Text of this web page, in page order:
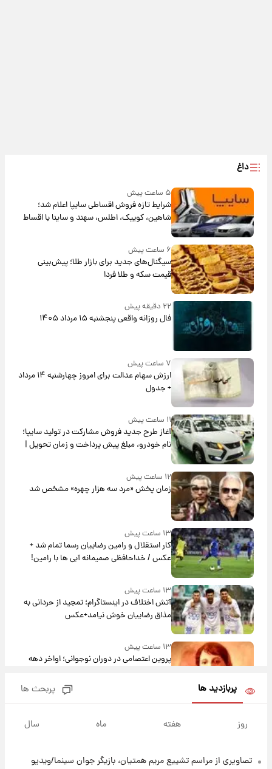
داغ
۵ ساعت پیش
شرایط تازه فروش اقساطی سایپا اعلام شد؛
شاهین، کوییک، اطلس، سهند و ساینا با اقساط
بلندمدت + جدول
۶ ساعت پیش
سیگنال‌های جدید برای بازار طلا؛ پیش‌بینی
قیمت سکه و طلا فردا
۲۲ دقیقه پیش
فال روزانه واقعی پنجشنبه ۱۵ مرداد ۱۴۰۵
۷ ساعت پیش
ارزش سهام عدالت برای امروز چهارشنبه ۱۴ مرداد
+ جدول
۱۱ ساعت پیش
آغاز طرح جدید فروش مشارکت در تولید سایپا؛
نام خودرو، مبلغ پیش پرداخت و زمان تحویل |
سود مشارکت چند درصد است؟
۱۲ ساعت پیش
زمان پخش «مرد سه هزار چهره» مشخص شد
۱۳ ساعت پیش
کار استقلال و رامین رضاییان رسما تمام شد +
عکس / خداحافظی صمیمانه آبی ها با رامین!
۱۳ ساعت پیش
آتش اختلاف در اینستاگرام؛ تمجید از حردانی به
مذاق رضاییان خوش نیامد+عکس
۱۳ ساعت پیش
پروین اعتصامی در دوران نوجوانی؛ اواخر دهه
هسته‌ای در آسمان ظاهر شد
۱۴ ساعت پیش
پربازدید ها پربحث ها
روز هفته ماه سال
تصاویری از مراسم تشییع مریم همتیان، بازیگر جوان سینما/ویدیو